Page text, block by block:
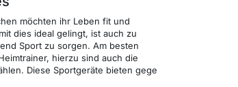
möchten ihr Leben fit und
dies ideal gelingt, ist auch zu
Sport zu sorgen. Am besten
hierzu sind auch die
Diese Sportgeräte bieten gege